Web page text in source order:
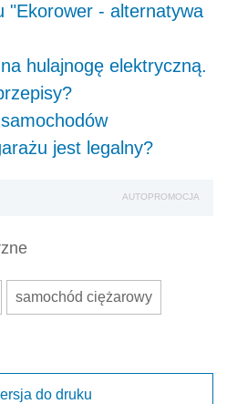
"Ekorower - alternatywa
hulajnogę elektryczną.
jest legalny?
AUTOPROMOCJA
samochód ciężarowy
do druku